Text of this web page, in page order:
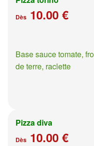
Dès 10.00 €
Base sauce tomate,
de terre, raclette
Pizza diva
Dès 10.00 €